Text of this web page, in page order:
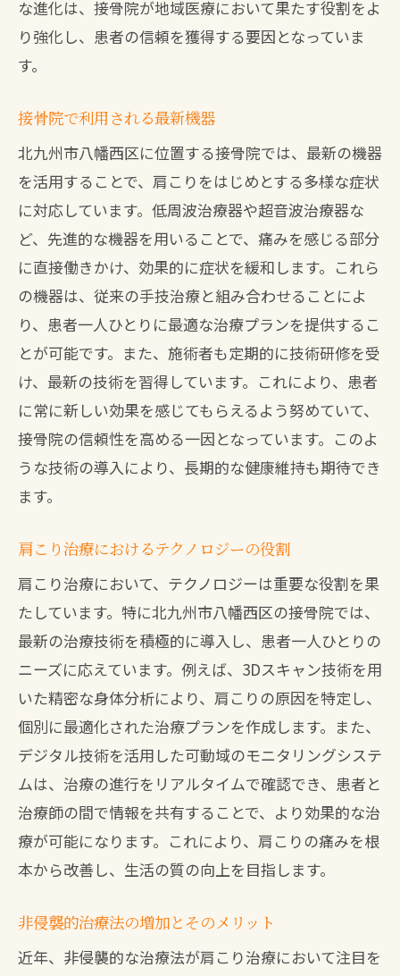
な進化は、接骨院が地域医療において果たす役割をよ
り強化し、患者の信頼を獲得する要因となっていま
す。
接骨院で利用される最新機器
北九州市八幡西区に位置する接骨院では、最新の機器
を活用することで、肩こりをはじめとする多様な症状
に対応しています。低周波治療器や超音波治療器な
ど、先進的な機器を用いることで、痛みを感じる部分
に直接働きかけ、効果的に症状を緩和します。これら
の機器は、従来の手技治療と組み合わせることによ
り、患者一人ひとりに最適な治療プランを提供するこ
とが可能です。また、施術者も定期的に技術研修を受
け、最新の技術を習得しています。これにより、患者
に常に新しい効果を感じてもらえるよう努めていて、
接骨院の信頼性を高める一因となっています。このよ
うな技術の導入により、長期的な健康維持も期待でき
ます。
肩こり治療におけるテクノロジーの役割
肩こり治療において、テクノロジーは重要な役割を果
たしています。特に北九州市八幡西区の接骨院では、
最新の治療技術を積極的に導入し、患者一人ひとりの
ニーズに応えています。例えば、3Dスキャン技術を用
いた精密な身体分析により、肩こりの原因を特定し、
個別に最適化された治療プランを作成します。また、
デジタル技術を活用した可動域のモニタリングシステ
ムは、治療の進行をリアルタイムで確認でき、患者と
治療師の間で情報を共有することで、より効果的な治
療が可能になります。これにより、肩こりの痛みを根
本から改善し、生活の質の向上を目指します。
非侵襲的治療法の増加とそのメリット
近年、非侵襲的な治療法が肩こり治療において注目を